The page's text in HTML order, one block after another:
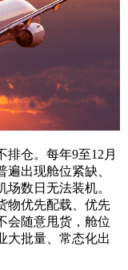
仓。每年9至12月
出现舱位紧缺、
数日无法装机。
物优先配载、优先
会随意甩货，舱位
大批量、常态化出